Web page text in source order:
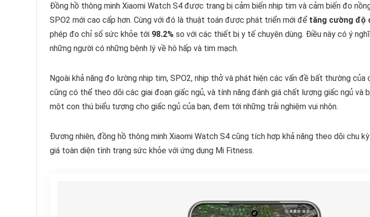
Đồng hồ thông minh Xiaomi Watch S4 được trang bị cảm biến nhịp tim và cảm biến đo
SPO2 mới cao cấp hơn. Cùng với đó là thuật toán được phát triển mới để tăng cường độ
phép đo chỉ số sức khỏe tới 98.2% so với các thiết bị y tế chuyên dùng. Điều này có ý
những người có những bệnh lý về hô hấp và tim mạch.
Ngoài khả năng đo lường nhịp tim, SPO2, nhịp thở và phát hiện các vấn đề bất thường
cũng có thể theo dõi các giai đoạn giấc ngủ, và tính năng đánh giá chất lượng giấc ngủ và
một con thú biểu tượng cho giấc ngủ của bạn, đem tới những trải nghiệm vui nhộn.
Đương nhiên, đồng hồ thông minh Xiaomi Watch S4 cũng tích hợp khả năng theo dõi chu
giá toàn diện tình trạng sức khỏe với ứng dụng Mi Fitness.